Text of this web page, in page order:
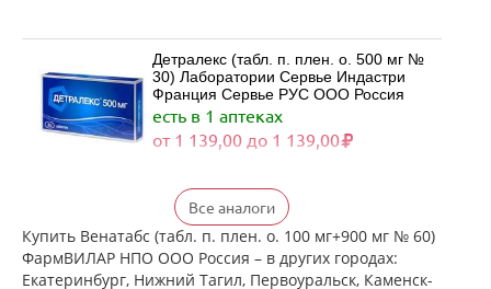
Детралекс (табл. п. плен. о. 500 мг №
30) Лаборатории Сервье Индастри
Франция Сервье РУС ООО Россия
есть в 1 аптеках
от 1 139,00 до 1 139,00
Детралекс (табл. п. плен. о. 500 мг №
60) Лаборатории Сервье Индастри
Франция Сервье РУС ООО Россия
есть в 1 аптеках
от 2 164,00 до 2 164,00
Все аналоги
Купить Венатабс (табл. п. плен. о. 100 мг+900 мг № 60)
ФармВИЛАР НПО ООО Россия – в других городах:
Екатеринбург, Нижний Тагил, Первоуральск, Каменск-